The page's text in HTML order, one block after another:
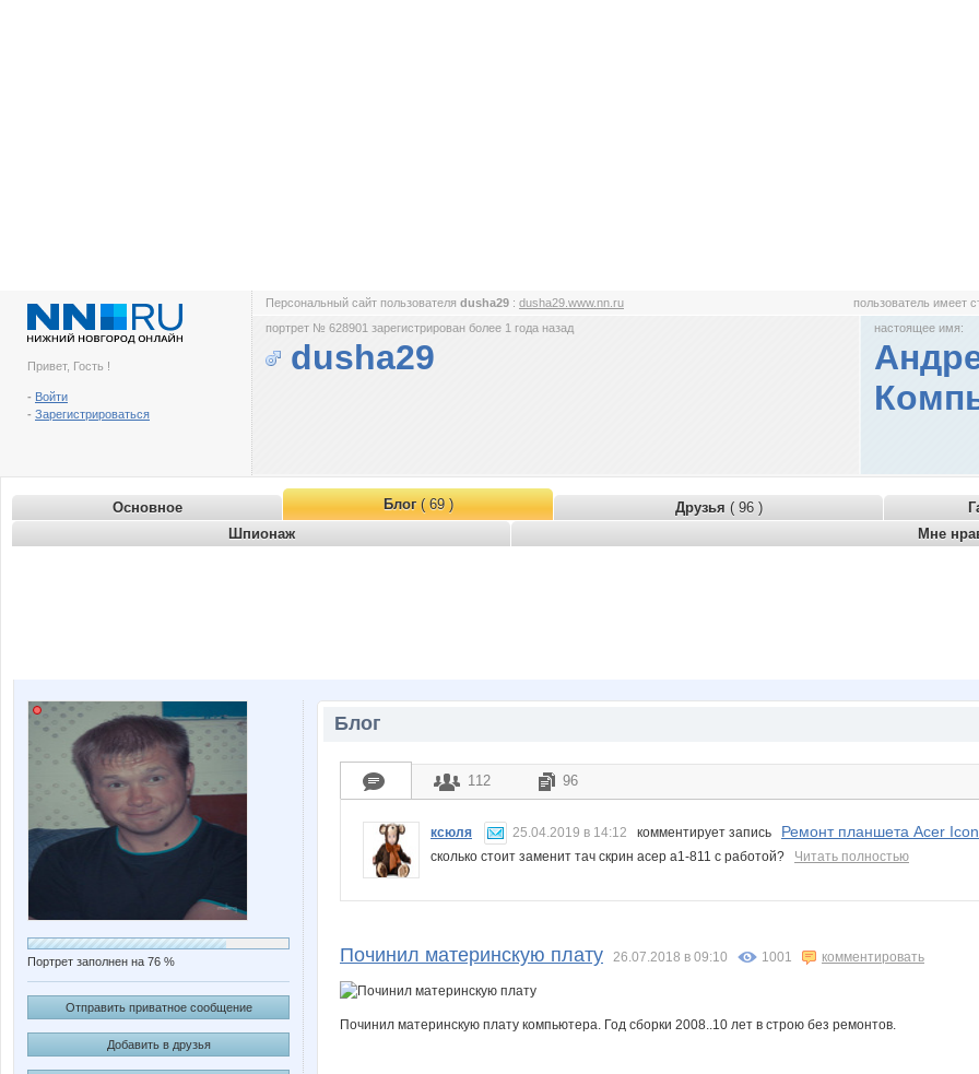
Привет, Гость !
- Войти
- Зарегистрироваться
Персональный сайт пользователя dusha29 : dusha29.www.nn.ru пользователь имеет
портрет № 628901 зарегистрирован более 1 года назад
dusha29
настоящее имя:
Основное Блог( 69 ) Друзья ( 96 )
Шпионаж
Мне
Портрет заполнен на 76 %
Отправить приватное сообщение
Добавить в друзья
Блог
112 96
ксюля 25.04.2019 в 14:12 комментирует запись Ремонт планшета Acer
сколько стоит заменит тач скрин асер а1-811 с работой? Читать полностью
Починил материнскую плату 26.07.2018 в 09:10 1001 комментировать
Починил материнскую плату компьютера. Год сборки 2008..10 лет в строю без ремонтов.